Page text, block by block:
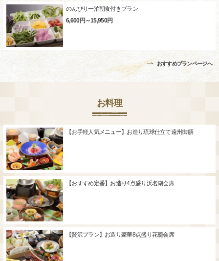
のんびり一泊朝食付きプラン
6,600円～15,950円
おすすめプランページへ
お料理
【お手軽人気メニュー】お造り琉球仕立て遠州御膳
【おすすめ定番】お造り4点盛り浜名湖会席
【贅沢プラン】お造り豪華8点盛り花籠会席